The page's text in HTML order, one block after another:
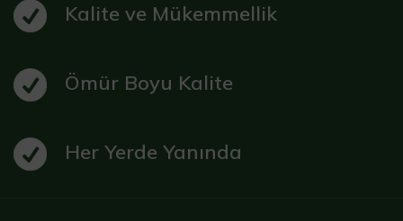
Kalite ve Mükemmellik
Ömür Boyu Kalite
Her Yerde Yanında